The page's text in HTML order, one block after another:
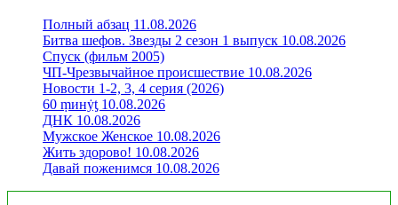
Полный абзац 11.08.2026
Битва шефов. Звезды 2 сезон 1 выпуск 10.08.2026
Спуск (фильм 2005)
ЧП-Чрезвычайное происшествие 10.08.2026
Новости 1-2, 3, 4 серия (2026)
60 ṃинẏƫ 10.08.2026
ДНК 10.08.2026
Мужское Женское 10.08.2026
Жить здорово! 10.08.2026
Давай поженимся 10.08.2026